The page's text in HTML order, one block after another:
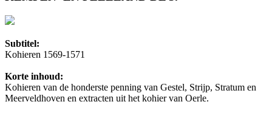
Subtitel:
Kohieren 1569-1571
Korte inhoud:
Kohieren van de honderste penning van Gestel, Strijp, Stratum en
Meerveldhoven en extracten uit het kohier van Oerle.